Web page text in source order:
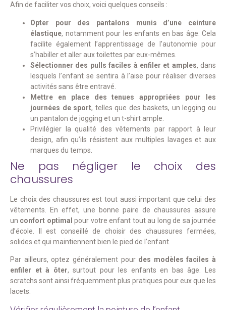
Afin de faciliter vos choix, voici quelques conseils :
Opter pour des pantalons munis d’une ceinture
élastique, notamment pour les enfants en bas âge. Cela
facilite également l’apprentissage de l’autonomie pour
s’habiller et aller aux toilettes par eux-mêmes.
Sélectionner des pulls faciles à enfiler et amples, dans
lesquels l’enfant se sentira à l’aise pour réaliser diverses
activités sans être entravé.
Mettre en place des tenues appropriées pour les
journées de sport, telles que des baskets, un legging ou
un pantalon de jogging et un t-shirt ample.
Privilégier la qualité des vêtements par rapport à leur
design, afin qu’ils résistent aux multiples lavages et aux
marques du temps.
Ne pas négliger le choix des
chaussures
Le choix des chaussures est tout aussi important que celui des
vêtements. En effet, une bonne paire de chaussures assure
un confort optimal pour votre enfant tout au long de sa journée
d’école. Il est conseillé de choisir des chaussures fermées,
solides et qui maintiennent bien le pied de l’enfant.
Par ailleurs, optez généralement pour des modèles faciles à
enfiler et à ôter, surtout pour les enfants en bas âge. Les
scratchs sont ainsi fréquemment plus pratiques pour eux que les
lacets.